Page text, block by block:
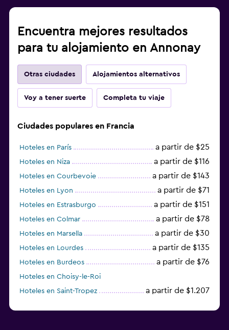
Encuentra mejores resultados
para tu alojamiento en Annonay
Otras ciudades Alojamientos alternativos
Voy a tener suerte Completa tu viaje
Ciudades populares en Francia
Hoteles en París a partir de $25
Hoteles en Niza a partir de $116
Hoteles en Courbevoie a partir de $143
Hoteles en Lyon a partir de $71
Hoteles en Estrasburgo a partir de $151
Hoteles en Colmar a partir de $78
Hoteles en Marsella a partir de $30
Hoteles en Lourdes a partir de $135
Hoteles en Burdeos a partir de $76
Hoteles en Choisy-le-Roi
Hoteles en Saint-Tropez
a partir de $1.207